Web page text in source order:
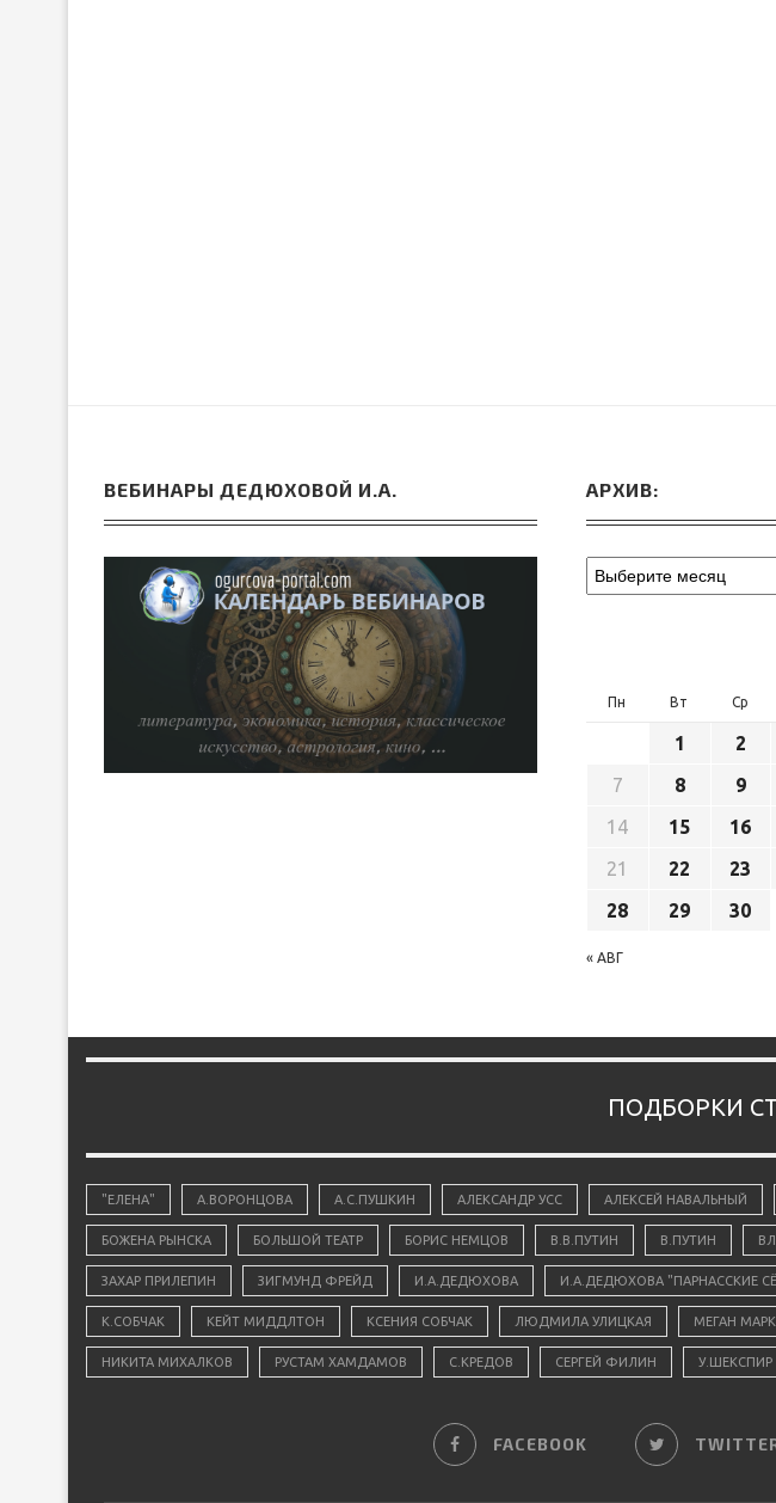
ВЕБИНАРЫ ДЕДЮХОВОЙ И.А. АРХИВ:
Пн Вт Ср
« АВГ
1 2
7
8 9
14
15 16
21
22 23
28
29 30
ПОДБОРКИ
"ЕЛЕНА" А.ВОРОНЦОВА А.С.ПУШКИН АЛЕКСАНДР УСС АЛЕКСЕЙ НАВАЛЬНЫЙ
БОЖЕНА РЫНСКА БОЛЬШОЙ ТЕАТР БОРИС НЕМЦОВ В.В.ПУТИН В.ПУТИН
ЗАХАР ПРИЛЕПИН ЗИГМУНД ФРЕЙД И.А.ДЕДЮХОВА И.А.ДЕДЮХОВА "ПАРНАССКИЕ
К.СОБЧАК КЕЙТ МИДДЛТОН КСЕНИЯ СОБЧАК ЛЮДМИЛА УЛИЦКАЯ МЕГАН
НИКИТА МИХАЛКОВ РУСТАМ ХАМДАМОВ С.КРЕДОВ СЕРГЕЙ ФИЛИН У.ШЕКСПИР
FACEBOOK